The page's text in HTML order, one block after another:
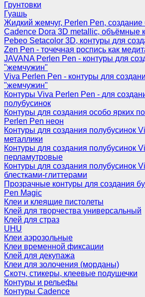
Грунтовки
Гуашь
Жидкий жемчуг, Perlen Pen, создание
Cadence Dora 3D metallic, объёмные
Pebeo Setacolor 3D, контуры для
Zen Pen - точечная роспись как
JAVANA Perlen Pen - контуры для
"жемчужин"
Viva Perlen Pen - контуры для
"жемчужин"
Контуры Viva Perlen Pen - для
полубусинок
Контуры для создания особо ярких
Perlen Pen неон
Контуры для создания полубусинок
металлики
Контуры для создания полубусинок
перламутровые
Контуры для создания полубусинок
блестками-глиттерами
Прозрачные контуры для создания
Pen Magic
Клеи и клеящие пистолеты
Клей для творчества универсальный
Клей для страз
UHU
Клеи аэрозольные
Клеи временной фиксации
Клей для декупажа
Клеи для золочения (морданы)
Скотч, стикеры, клеевые подушечки
Контуры и рельефы
Контуры Cadence